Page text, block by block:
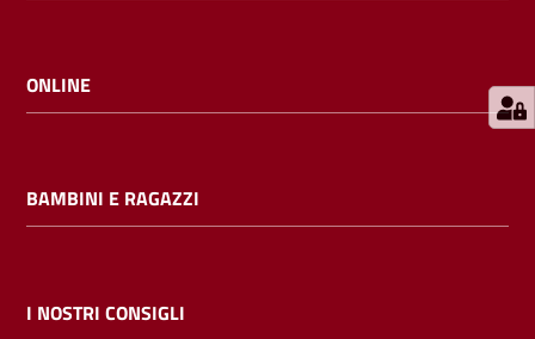
i
cataloghi
ONLINE
BAMBINI E RAGAZZI
I NOSTRI CONSIGLI